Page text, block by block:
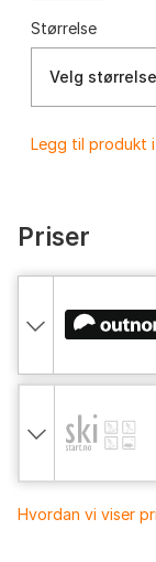
Størrelse
Velg størrelse
Legg til produkt i
Priser
Hvordan vi viser